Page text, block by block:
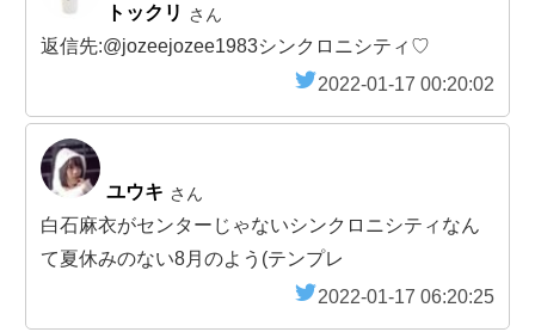
トックリ さん
返信先:@jozeejozee1983シンクロニシティ♡
2022-01-17 00:20:02
ユウキ さん
白石麻衣がセンターじゃないシンクロニシティなん
て夏休みのない8月のよう(テンプレ
2022-01-17 06:20:25